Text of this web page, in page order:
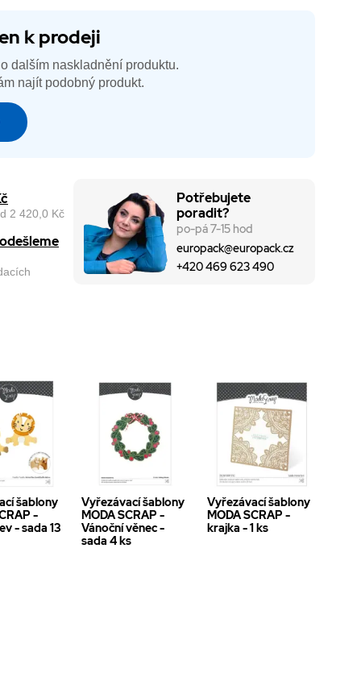
k prodeji
dalším naskladnění produktu.
najít podobný produkt.
2 420,0 Kč
Potřebujete
poradit?
po-pá 7-15 hod
europack@europack.cz
+420 469 623 490
šablony
-
- sada 13
Vyřezávací šablony
MODA SCRAP -
Vánoční věnec -
sada 4 ks
Vyřezávací šablony
MODA SCRAP -
krajka - 1 ks